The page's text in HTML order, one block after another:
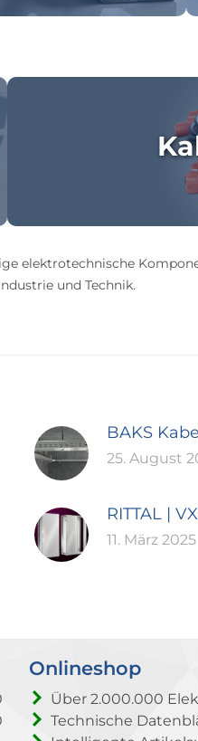
elektrotechnische
und Technik.
BAKS
25. August
RITTAL |
11. März 2025
Onlineshop
Über 2.000.000
Technische